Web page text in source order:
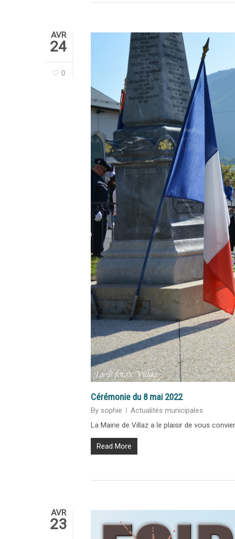
AVR
24
0
Cérémonie du 8 mai 2022
By sophie
Actualités municipales
La Mairie de Villaz a le plaisir de vous
Read More
AVR
23